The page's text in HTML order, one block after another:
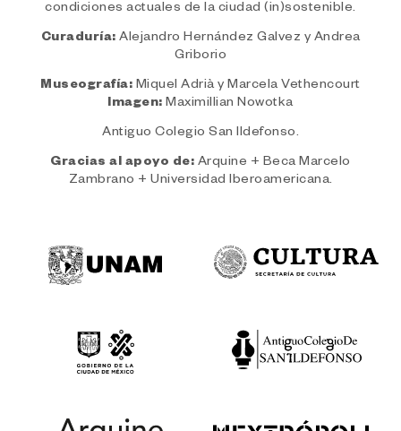
condiciones actuales de la ciudad (in)sostenible.
Curaduría: Alejandro Hernández Galvez y Andrea
Griborio
Museografía: Miquel Adrià y Marcela Vethencourt
Imagen:Maximillian Nowotka
Antiguo Colegio San Ildefonso.
Gracias al apoyo de: Arquine + Beca Marcelo
Zambrano + Universidad Iberoamericana.